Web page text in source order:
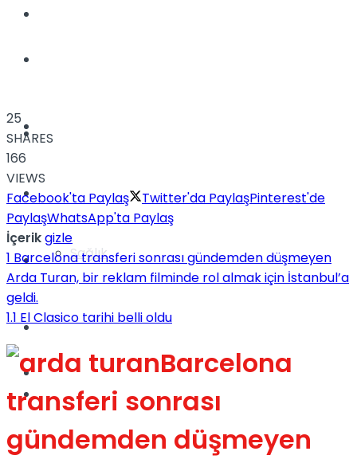
Yaşam
Sağlık
TV
Türkiye
Müzik
Sinema
Tatil
25
SHARES
166
VIEWS
Facebook'ta Paylaş
Twitter'da PaylaşPinterest'de
PaylaşWhatsApp'ta Paylaş
İçerikgizle
1 Barcelona transferi sonrası gündemden düşmeyen
Arda Turan, bir reklam filminde rol almak için İstanbul’a
geldi.
1.1 El Clasico tarihi belli oldu
Barcelona
transferi sonrası
gündemden düşmeyen